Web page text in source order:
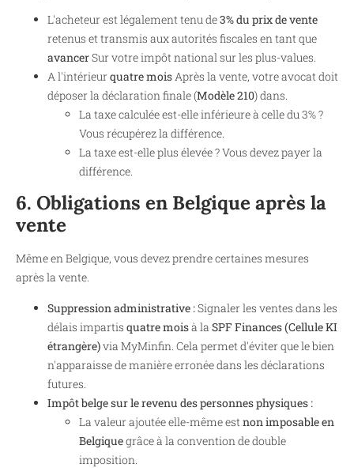
L'acheteur est légalement tenu de3% du prix de vente
retenus et transmis aux autorités fiscales en tant que
avancerSur votre impôt national sur les plus-values.
A l'intérieurquatre moisAprès la vente, votre avocat doit
déposer la déclaration finale (Modèle 210) dans.
La taxe calculée est-elle inférieure à celle du 3% ?
Vous récupérez la différence.
La taxe est-elle plus élevée ? Vous devez payer la
différence.
6. Obligations en Belgique après la
vente
Même en Belgique, vous devez prendre certaines mesures
après la vente.
Suppression administrative :Signaler les ventes dans les
délais impartis quatre moisà la SPF Finances (Cellule KI
étrangère)via MyMinfin. Cela permet d'éviter que le bien
n'apparaisse de manière erronée dans les déclarations
futures.
Impôt belge sur le revenu des personnes physiques :
La valeur ajoutée elle-même est non imposable en
Belgiquegrâce à la convention de double
imposition.